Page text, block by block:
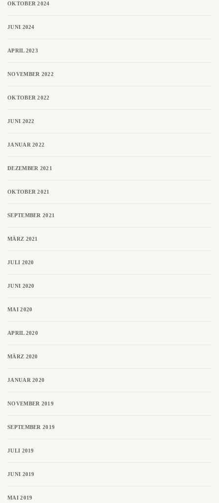
OKTOBER 2024
JUNI 2024
APRIL 2023
NOVEMBER 2022
OKTOBER 2022
JUNI 2022
JANUAR 2022
DEZEMBER 2021
OKTOBER 2021
SEPTEMBER 2021
MÄRZ 2021
JULI 2020
JUNI 2020
MAI 2020
APRIL 2020
MÄRZ 2020
JANUAR 2020
NOVEMBER 2019
SEPTEMBER 2019
JULI 2019
JUNI 2019
MAI 2019